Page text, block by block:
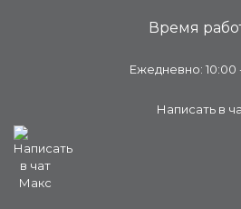
Время
Ежедневно: 10:00
Написать в